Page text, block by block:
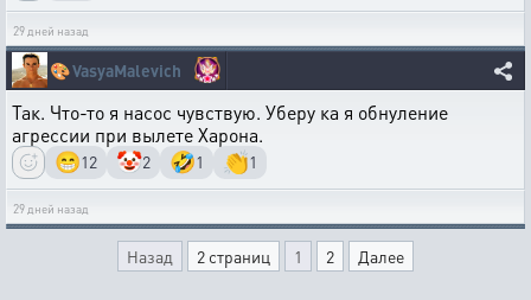
29 дней назад
🎨VasyaMalevich
Так. Что-то я насос чувствую. Уберу ка я обнуление
агрессии при вылете Харона.
😁12 🤡2 🤣1 👏1
29 дней назад
Назад 2 страниц 1 2 Далее